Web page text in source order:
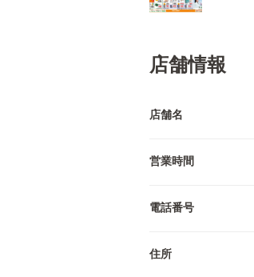
店舗情報
店舗名
営業時間
電話番号
住所